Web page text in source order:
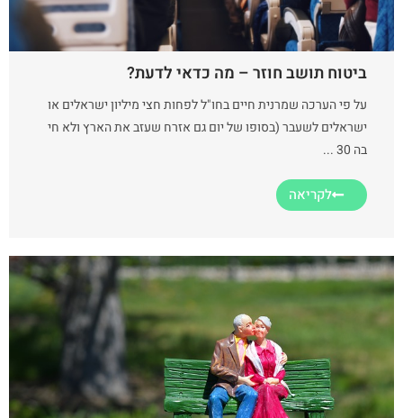
ביטוח תושב חוזר – מה כדאי לדעת?
על פי הערכה שמרנית חיים בחו"ל לפחות חצי מיליון ישראלים או
ישראלים לשעבר (בסופו של יום גם אזרח שעזב את הארץ ולא חי
בה 30 ...
לקריאה